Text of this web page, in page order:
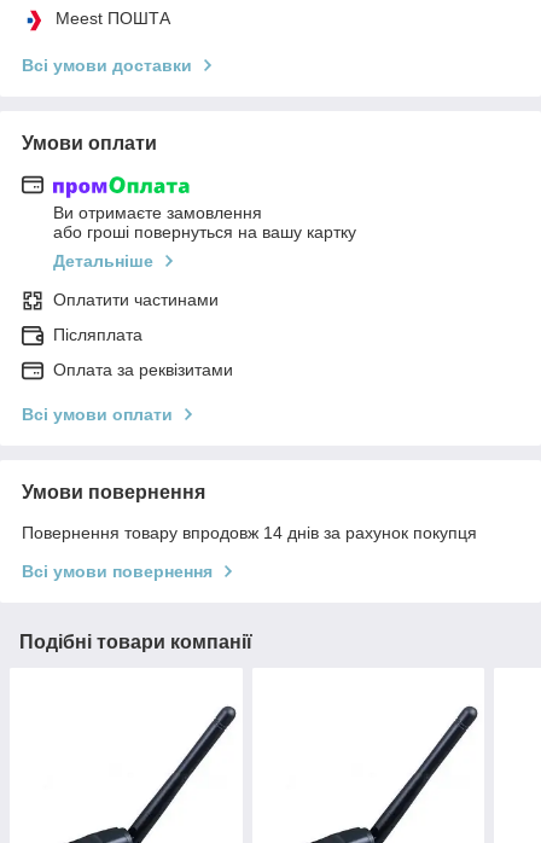
Meest ПОШТА
Всі умови доставки
Умови оплати
Ви отримаєте замовлення
або гроші повернуться на вашу картку
Детальніше
Оплатити частинами
Післяплата
Оплата за реквізитами
Всі умови оплати
Умови повернення
Повернення товару впродовж 14 днів за рахунок покупця
Всі умови повернення
Подібні товари компанії